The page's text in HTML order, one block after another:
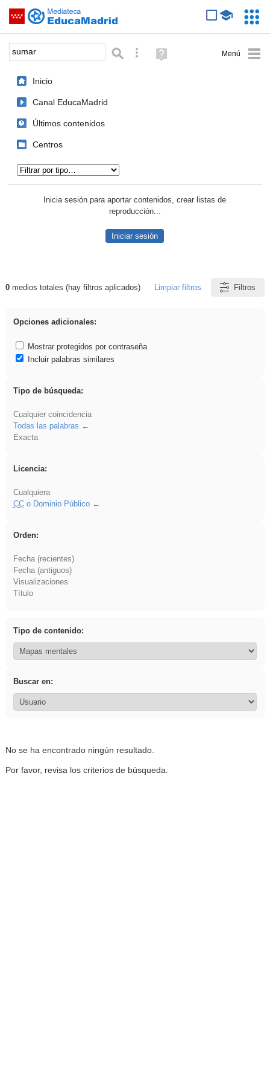
Saltar navegación
Palabra o frase: Búsqueda avanzada
Ayuda
(en
Inicio
Canal EducaMadrid
Últimos contenidos
Centros
Inicia sesión para aportar contenidos, crear listas de
reproducción...
Iniciar sesión
Resultados de: sumar
0medios totales (hay filtros aplicados) Limpiar filtros Filtros
Opciones adicionales:
Mostrar protegidos por contraseña
Incluir palabras similares
Tipo de búsqueda:
Cualquier coincidencia
Todas las palabras
Exacta
Licencia:
Cualquiera
CCo Dominio Público
Orden:
Fecha (recientes)
Fecha (antiguos)
Visualizaciones
Título
Tipo de contenido:
Buscar en:
No se ha encontrado ningún resultado.
Por favor, revisa los criterios de búsqueda.